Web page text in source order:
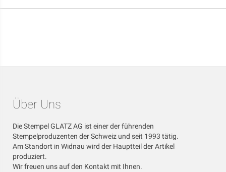
Über Uns
Die Stempel GLATZ AG ist einer der führenden
Stempelproduzenten der Schweiz und seit 1993 tätig.
Am Standort in Widnau wird der Hauptteil der Artikel
produziert.
Wir freuen uns auf den Kontakt mit Ihnen.